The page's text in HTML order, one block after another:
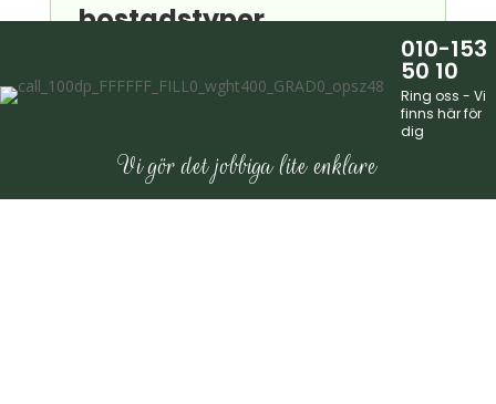
bostadstyper
villor, lägenheter och radhus – från centrala
kvarter till Hovhult och Lane-Ryr – med arbetet
010-153
50 10
Ring oss - Vi
finns här för
dig
Vi gör det jobbiga lite enklare